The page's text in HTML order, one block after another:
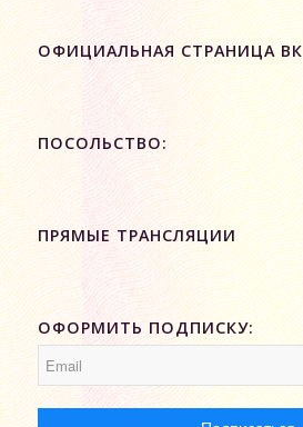
ОФИЦИАЛЬНАЯ СТРАНИЦА ВК
ПОСОЛЬСТВО:
ПРЯМЫЕ ТРАНСЛЯЦИИ
ОФОРМИТЬ ПОДПИСКУ: